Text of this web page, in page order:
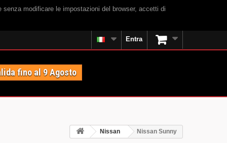
modificare le impostazioni del browser, accetti di
Entra
fino al 9 Agosto
Nissan Nissan Sunny